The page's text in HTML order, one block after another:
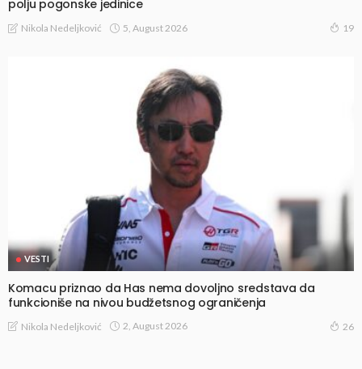
polju pogonske jedinice
Nikola Nedeljković 5, August 2026 19
VESTI
Komacu priznao da Has nema dovoljno sredstava da
funkcioniše na nivou budžetsnog ograničenja
Nikola Nedeljković 2, August 2026 26